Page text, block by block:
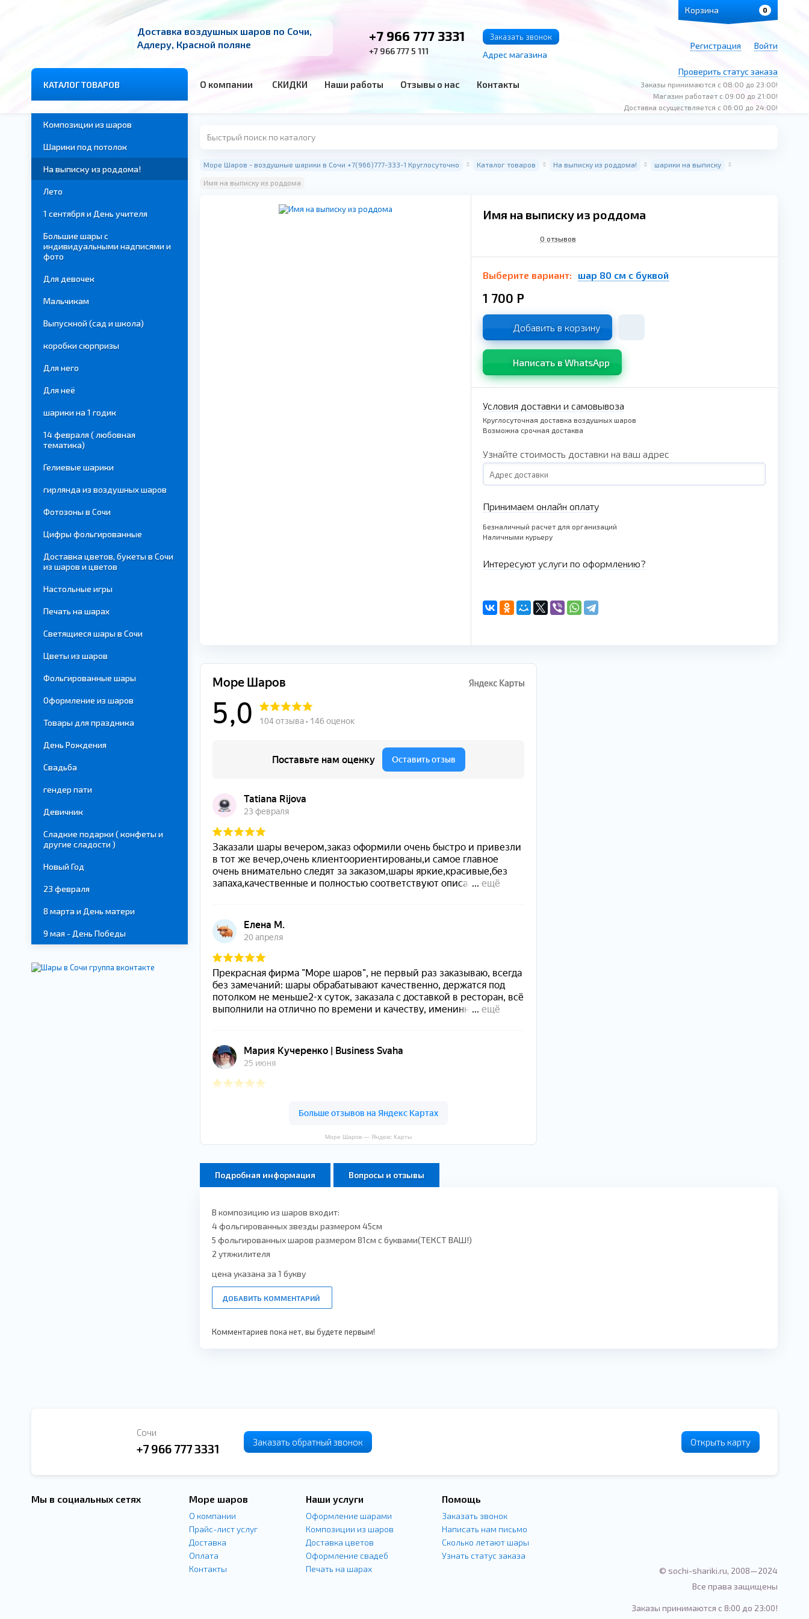
Доставка воздушных шаров по Сочи,
Адлеру, Красной поляне
+7 966 777 3331
+7 966 777 5 111
Заказать звонок
Адрес магазина
Регистрация Войти
КАТАЛОГ ТОВАРОВ О компании СКИДКИ Наши работы Отзывы о нас Контакты
Проверить статус заказа
Заказы принимаются с 08:00 до 23:00!
Магазин работает с 09:00 до 21:00!
Доставка осуществляется с 06:00 до 24:00!
Композиции из шаров
Шарики под потолок
На выписку из роддома!
Лето
1 сентября и День учителя
Большие шары с
индивидуальными надписями и
фото
Для девочек
Мальчикам
Выпускной (сад и школа)
коробки сюрпризы
Для него
Для неё
шарики на 1 годик
14 февраля ( любовная
тематика)
Гелиевые шарики
гирлянда из воздушных шаров
Фотозоны в Сочи
Цифры фольгированные
Доставка цветов, букеты в Сочи
из шаров и цветов
Настольные игры
Печать на шарах
Светящиеся шары в Сочи
Цветы из шаров
Фольгированные шары
Оформление из шаров
Товары для праздника
День Рождения
Свадьба
гендер пати
Девичник
Сладкие подарки ( конфеты и
другие сладости )
Новый Год
23 февраля
8 марта и День матери
9 мая - День Победы
Море Шаров - воздушные шарики в Сочи +7(966)777-333-1 Круглосуточно Каталог товаров На выписку из роддома! шарики на выписку
Имя на выписку из роддома
Имя на выписку из роддома
0 отзывов
Выберите вариант: шар 80 см с буквой
1 700 Р
Добавить в корзину
Написать в WhatsApp
Условия доставки и самовывоза
Круглосуточная доставка воздушных шаров
Возможна срочная достаква
Узнайте стоимость доставки на ваш адрес
Принимаем онлайн оплату
Безналичный расчет для организаций
Наличными курьеру
Интересуют услуги по оформлению?
Море Шаров — Яндекс Карты
Подробная информация Вопросы и отзывы
В композицию из шаров входит:
4 фольгированных звезды размером 45см
5 фольгированных шаров размером 81см с буквами(ТЕКСТ ВАШ!)
2 утяжилителя
цена указана за 1 букву
ДОБАВИТЬ КОММЕНТАРИЙ
Комментариев пока нет, вы будете первым!
Сочи
+7 966 777 3331 Заказать обратный звонок Открыть карту
Мы в социальных сетях Море шаров
О компании
Прайс-лист услуг
Доставка
Оплата
Контакты
Наши услуги
Оформление шарами
Композиции из шаров
Доставка цветов
Оформление свадеб
Печать на шарах
Помощь
Заказать звонок
Написать нам письмо
Сколько летают шары
Узнать статус заказа
© sochi-shariki.ru, 2008—2024
Все права защищены
Заказы принимаются с 8:00 до 23:00!
Корзина 0